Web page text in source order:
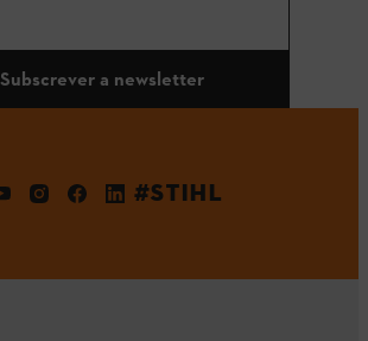
Subscrever a newsletter
#STIHL